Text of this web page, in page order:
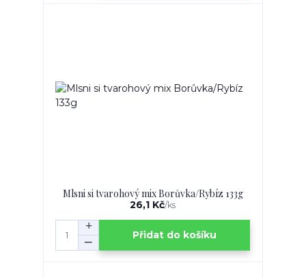
Mlsni si tvarohový mix Borůvka/Rybíz 133g
26,1 Kč/ks
Přidat do košíku